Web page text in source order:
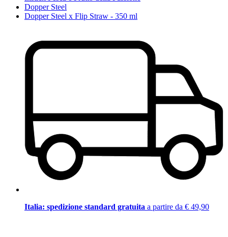
Dopper Steel
Dopper Steel x Flip Straw - 350 ml
Italia: spedizione standard gratuita a partire da € 49,90